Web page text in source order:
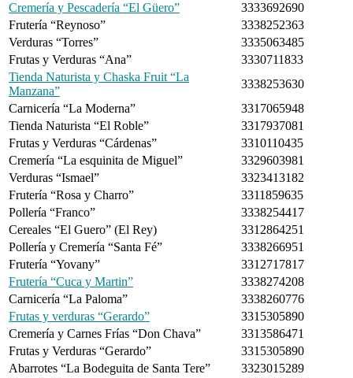
Cremería y Pescadería “El Güero”
3333692690
Frutería “Reynoso”
3338252363
Verduras “Torres”
3335063485
Frutas y Verduras “Ana”
3330711833
Tienda Naturista y Chaska Fruit “La
Manzana”
3338253630
Carnicería “La Moderna”
3317065948
Tienda Naturista “El Roble”
3317937081
Frutas y Verduras “Cárdenas”
3310110435
Cremería “La esquinita de Miguel”
3329603981
Verduras “Ismael”
3323413182
Frutería “Rosa y Charro”
3311859635
Pollería “Franco”
3338254417
Cereales “El Guero” (El Rey)
3312864251
Pollería y Cremería “Santa Fé”
3338266951
Frutería “Yovany”
3312717817
Frutería “Cuca y Martin”
3338274208
Carnicería “La Paloma”
3338260776
Frutas y verduras “Gerardo”
3315305890
Cremería y Carnes Frías “Don Chava”
3313586471
Frutas y Verduras “Gerardo”
3315305890
Abarrotes “La Bodeguita de Santa Tere”
3323015289